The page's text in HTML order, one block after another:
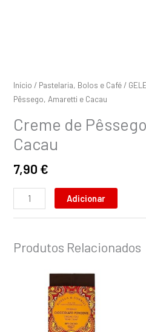
Início / Pastelaria, Bolos e Café /
Pêssego, Amaretti e Cacau
Creme de
Cacau
7,90 €
Adicionar
Produtos Relacionados